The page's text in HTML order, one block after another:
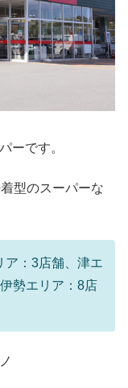
ーです。
型のスーパーな
ア：3店舗、津エ
勢エリア：8店